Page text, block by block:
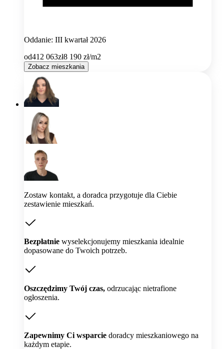
Oddanie: III kwartał 2026
od412 063zł8 190 zł/m2
Zobacz mieszkania
Zostaw kontakt, a doradca przygotuje dla Ciebie
zestawienie mieszkań.
Bezpłatnie wyselekcjonujemy mieszkania idealnie
dopasowane do Twoich potrzeb.
Oszczędzimy Twój czas, odrzucając nietrafione
ogłoszenia.
Zapewnimy Ci wsparcie doradcy mieszkaniowego na
każdym etapie.